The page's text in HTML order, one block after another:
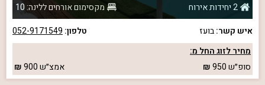
2 יחידות אירוח
מקסימום אורחים ללינה: 10
איש קשר:בועז טלפון: 052-9171549
מחיר לזוג החל מ:
סופ״ש950 אמצ״ש900